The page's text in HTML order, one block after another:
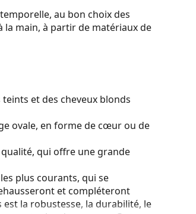
au bon choix des
la main, à partir de matériaux de
et des cheveux blonds
ovale, en forme de cœur ou de
qui offre une grande
plus courants, qui se
et compléteront
la robustesse, la durabilité, le